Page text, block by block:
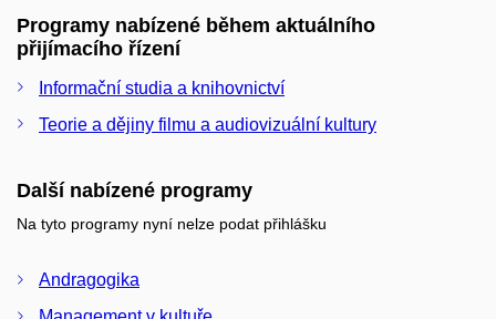
Programy nabízené během aktuálního
přijímacího řízení
Informační studia a knihovnictví
Teorie a dějiny filmu a audiovizuální kultury
Další nabízené programy
Na tyto programy nyní nelze podat přihlášku
Andragogika